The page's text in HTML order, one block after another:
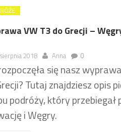
VW T3 do Grecji –
2018 Anna 0
się nasz
Tutaj znajdziesz opis
podróży, który przebiegał
i Węgry.